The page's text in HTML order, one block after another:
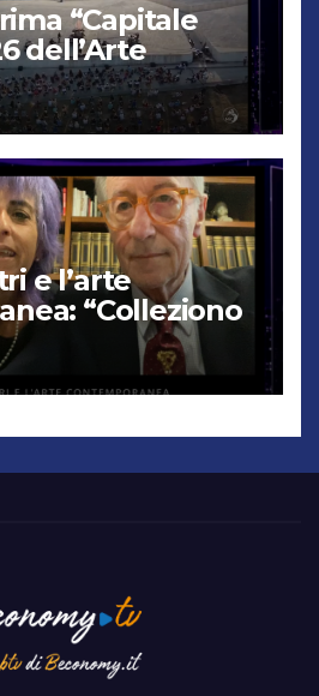
“Capitale
dell’Arte
e l’arte
“Colleziono
Un